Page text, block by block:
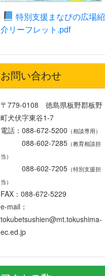
特別支援まなびの広場紹
介リーフレット.pdf
お問い合わせ
〒779-0108 徳島県板野郡板野
町犬伏字東谷1-7
電話：088-672-5200 （相談専用）
088-602-7285 （教育相談担
当）
088-602-7205 （特別支援担
当）
FAX：088-672-5229
e-mail：
tokubetsushien@mt.tokushima-
ec.ed.jp